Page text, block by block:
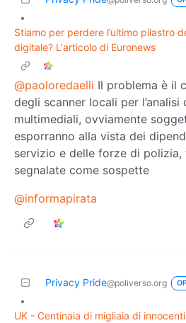
•
Stiamo per perdere l’ultimo pilastro
digitale? L'articolo di Euronews
@paoloredaelli Il problema è il
degli scanner locali per
multimediali, ovviamente
esporranno alla vista dei
servizio e delle forze di
segnalate come sospette
@informapirata
Privacy Pride@poliverso.org
•
UK - Centinaia di migliaia di